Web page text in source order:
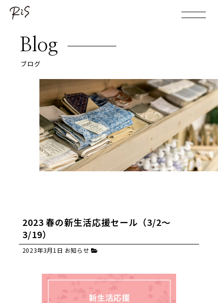
Blog
ブログ
2023 春の新生活応援セール（3/2〜
3/19）
2023年3月1日 お知らせ